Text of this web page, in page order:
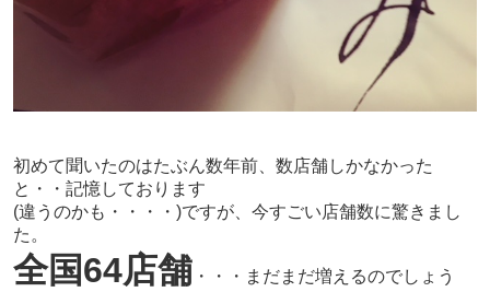
初めて聞いたのはたぶん数年前、数店舗しかなかった
と・・記憶しております
(違うのかも・・・・)ですが、今すごい店舗数に驚きまし
た。
全国64店舗 ・・・まだまだ増えるのでしょう